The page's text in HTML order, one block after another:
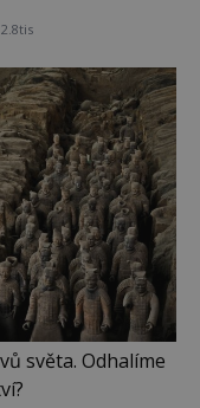
2.8tis
světa. Odhalíme